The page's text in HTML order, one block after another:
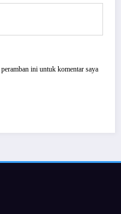
ini untuk komentar saya